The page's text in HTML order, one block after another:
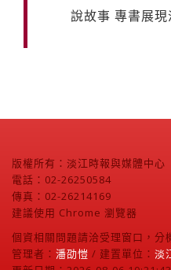
說故事 專書展
版權所有：淡江時報與媒體中心
電話：02-26250584
傳真：02-26214169
建議使用 Chrome 瀏覽器
個資相關問題請洽受理窗口，分
管理者： 潘劭愷 / 建置單位： 淡